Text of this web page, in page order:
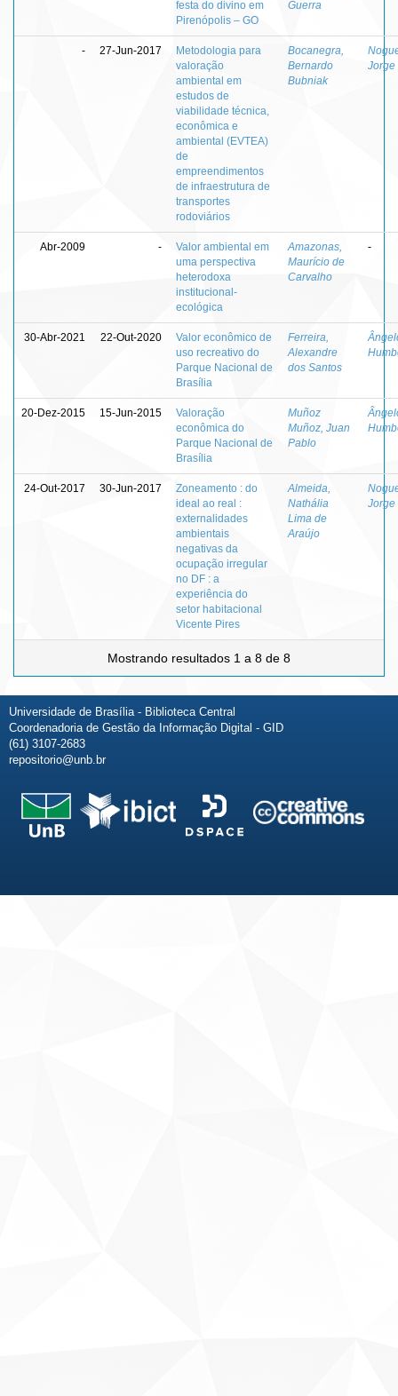
festa do divino em
Pirenópolis – GO
Guerra
- 27-Jun-2017
Metodologia para
valoração
ambiental em
estudos de
viabilidade técnica,
econômica e
ambiental (EVTEA)
de
empreendimentos
de infraestrutura de
transportes
rodoviários
Bocanegra,
Bernardo
Bubniak
Jorge
Abr-2009 -
Valor ambiental em
uma perspectiva
heterodoxa
institucional-
ecológica
Amazonas,
Maurício de
Carvalho
-
30-Abr-2021 22-Out-2020
Valor econômico de
uso recreativo do
Parque Nacional de
Brasília
Ferreira,
Alexandre
dos Santos
20-Dez-2015 15-Jun-2015
Valoração
econômica do
Parque Nacional de
Brasília
Muñoz
Muñoz, Juan
Pablo
24-Out-2017 30-Jun-2017
Zoneamento : do
ideal ao real :
externalidades
ambientais
negativas da
ocupação irregular
no DF : a
experiência do
setor habitacional
Vicente Pires
Almeida,
Nathália
Lima de
Araújo
Jorge
Mostrando resultados 1 a 8 de 8
Universidade de Brasília - Biblioteca Central
Coordenadoria de Gestão da Informação Digital - GID
(61) 3107-2683
repositorio@unb.br